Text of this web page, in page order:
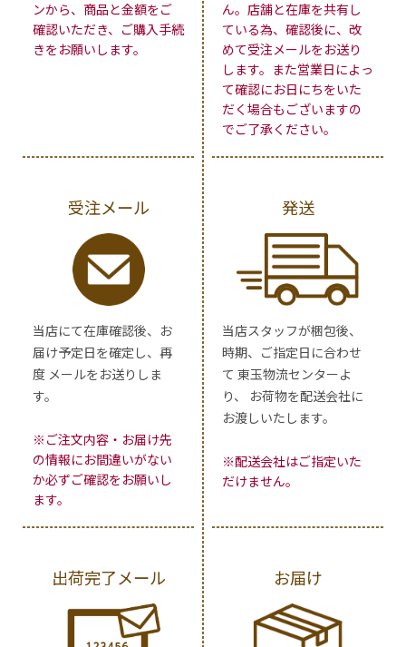
ンから、商品と金額をご
確認いただき、ご購入手続
きをお願いします。
ん。店舗と在庫を共有し
ている為、確認後に、改
めて受注メールをお送り
します。また営業日によっ
て確認にお日にちをいた
だく場合もございますの
でご了承ください。
受注メール
当店にて在庫確認後、お
届け予定日を確定し、再
度 メールをお送りしま
す。
※ご注文内容・お届け先
の情報にお間違いがない
か必ずご確認をお願いし
ます。
発送
当店スタッフが梱包後、
時期、ご指定日に合わせ
て 東玉物流センターよ
り、 お荷物を配送会社に
お渡しいたします。
※配送会社はご指定いた
だけません。
出荷完了メール お届け